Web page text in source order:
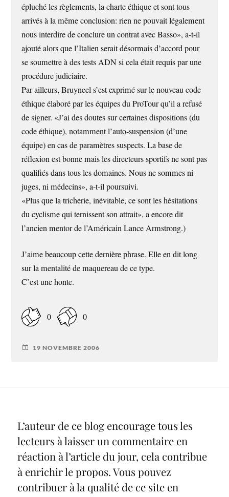
épluché les règlements, la charte éthique et sont tous
arrivés à la même conclusion: rien ne pouvait légalement
nous interdire de conclure un contrat avec Basso», a-t-il
ajouté alors que l’Italien serait désormais d’accord pour
se soumettre à des tests ADN si cela était requis par une
procédure judiciaire.
Par ailleurs, Bruyneel s’est exprimé sur le nouveau code
éthique élaboré par les équipes du ProTour qu’il a refusé
de signer. «J’ai des doutes sur certaines dispositions (du
code éthique), notamment l’auto-suspension (d’une
équipe) en cas de paramètres suspects. La base de
réflexion est bonne mais les directeurs sportifs ne sont pas
qualifiés dans tous les domaines. Nous ne sommes ni
juges, ni médecins», a-t-il poursuivi.
«Plus que la tricherie, inévitable, ce sont les hésitations
du cyclisme qui ternissent son attrait», a encore dit
l’ancien mentor de l’Américain Lance Armstrong.)
J’aime beaucoup cette dernière phrase. Elle en dit long
sur la mentalité de maquereau de ce type.
C’est une honte.
0 0
19 NOVEMBRE 2006
L’auteur de ce blog encourage tous les
lecteurs à laisser un commentaire en
réaction à l’article du jour, cela contribue
à enrichir le propos. Vous pouvez
contribuer à la qualité de ce site en